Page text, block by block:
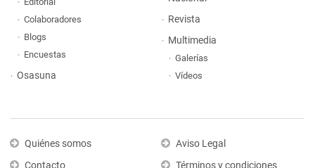
Colaboradores
Blogs
Encuestas
Osasuna
Revista
Multimedia
Galerías
Vídeos
Quiénes somos
Contacto
Aviso Legal
Términos y condiciones